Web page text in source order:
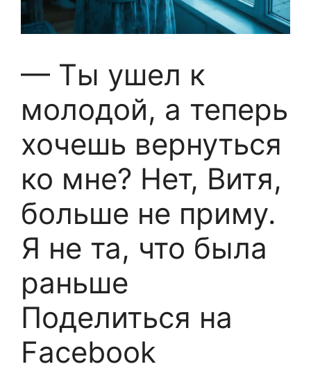
— Ты ушел к
молодой, а теперь
хочешь вернуться
ко мне? Нет, Витя,
больше не приму.
Я не та, что была
раньше
Поделиться на
Facebook